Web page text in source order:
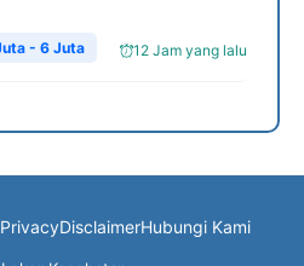
12 Jam yang lalu
- 6 Juta
PrivacyDisclaimerHubungi Kami